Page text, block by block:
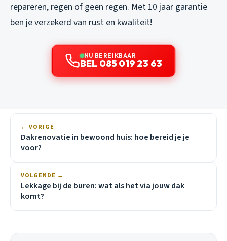
repareren, regen of geen regen. Met 10 jaar garantie
ben je verzekerd van rust en kwaliteit!
NU BEREIKBAAR
BEL 085 019 23 63
← VORIGE
Dakrenovatie in bewoond huis: hoe bereid je je
voor?
VOLGENDE →
Lekkage bij de buren: wat als het via jouw dak
komt?